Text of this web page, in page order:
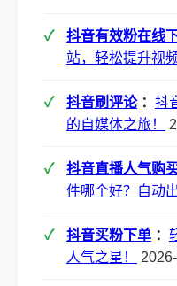
抖音有效粉在线
站，轻松提升视
抖音刷评论： 抖
的自媒体之旅！
抖音直播人气购
件哪个好？自动
抖音买粉下单 ：
人气之星！